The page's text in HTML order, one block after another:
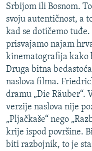
Srbijom ili Bosnom.
svoju autentičnost, a
kad se dotičemo
prisvajamo najam
kinematografija kako
Druga bitna
naslova filma.
dramu „Die Räuber“.
verzije naslova nije
„Pljačkaše“ nego
krije ispod površine.
biti razbojnik, to je